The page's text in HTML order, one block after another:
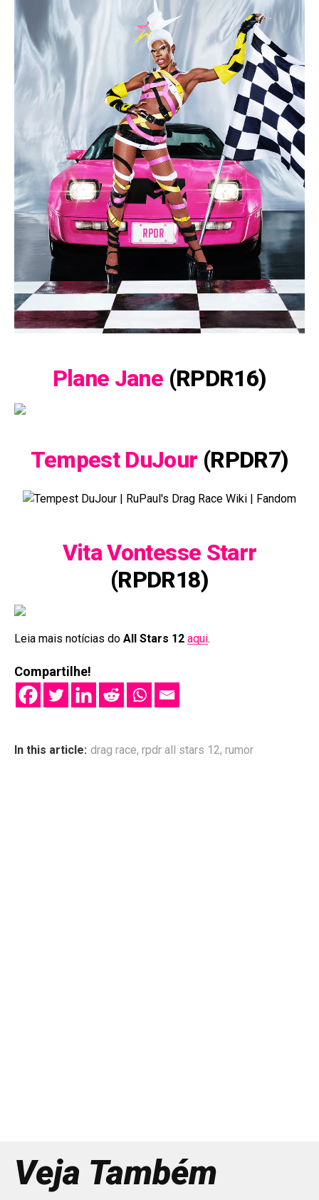
Plane Jane (RPDR16)
Tempest DuJour (RPDR7)
Vita Vontesse Starr
(RPDR18)
Leia mais notícias do All Stars 12 aqui.
Compartilhe!
In this article: drag race, rpdr all stars 12, rumor
Veja Também